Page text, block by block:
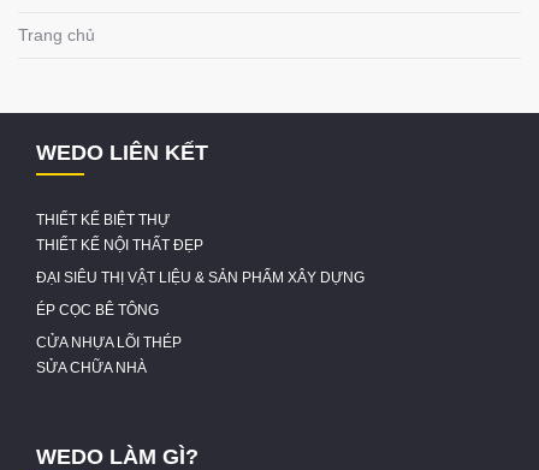
Trang chủ
WEDO LIÊN KẾT
THIẾT KẾ BIỆT THỰ
THIẾT KẾ NỘI THẤT ĐẸP
ĐẠI SIÊU THỊ VẬT LIỆU & SẢN PHẨM XÂY DỰNG
ÉP CỌC BÊ TÔNG
CỬA NHỰA LÕI THÉP
SỬA CHỮA NHÀ
WEDO LÀM GÌ?